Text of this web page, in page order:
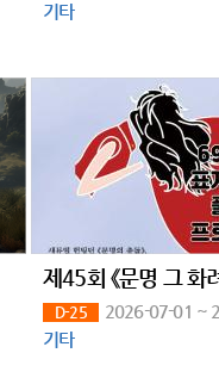
기타
D-25
2026-07-01 ~
기타